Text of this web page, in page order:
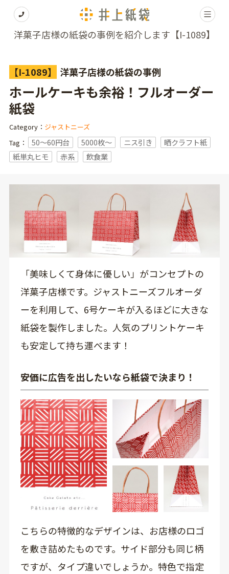
洋菓子店様の紙袋の事例を紹介します【I-1089】
【I-1089】 洋菓子店様の紙袋の事例
ホールケーキも余裕！フルオーダー
紙袋
Category： ジャストニーズ
Tag：
50～60円台 5000枚〜 ニス引き
晒クラフト紙
紙単丸ヒモ
赤系 飲食業
「美味しくて身体に優しい」がコンセプトの
洋菓子店様です。ジャストニーズフルオーダ
ーを利用して、6号ケーキが入るほどに大きな
紙袋を製作しました。人気のプリントケーキ
も安定して持ち運べます！
安価に広告を出したいなら紙袋で決まり！
こちらの特徴的なデザインは、お店様のロゴ
を敷き詰めたものです。サイド部分も同じ柄
ですが、タイプ違いでしょうか。特色で指定